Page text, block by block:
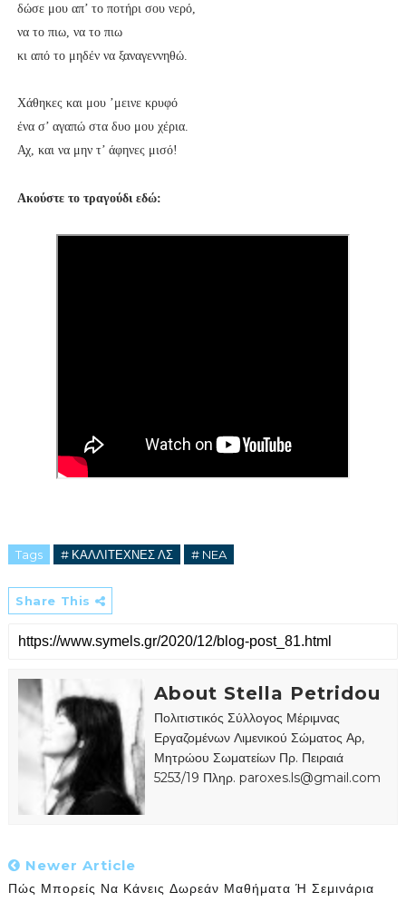
δώσε μου απ’ το ποτήρι σου νερό,
να το πιω, να το πιω
κι από το μηδέν να ξαναγεννηθώ.
Χάθηκες και μου ’μεινε κρυφό
ένα σ’ αγαπώ στα δυο μου χέρια.
Αχ, και να μην τ’ άφηνες μισό!
Ακούστε το τραγούδι εδώ:
Tags # ΚΑΛΛΙΤΕΧΝΕΣ ΛΣ # NEA
Share This
About Stella Petridou
Πολιτιστικός Σύλλογος Μέριμνας
Εργαζομένων Λιμενικού Σώματος Αρ,
Μητρώου Σωματείων Πρ. Πειραιά
5253/19 Πληρ. paroxes.ls@gmail.com
Newer Article
Πώς Μπορείς Να Κάνεις Δωρεάν Μαθήματα Ή Σεμινάρια